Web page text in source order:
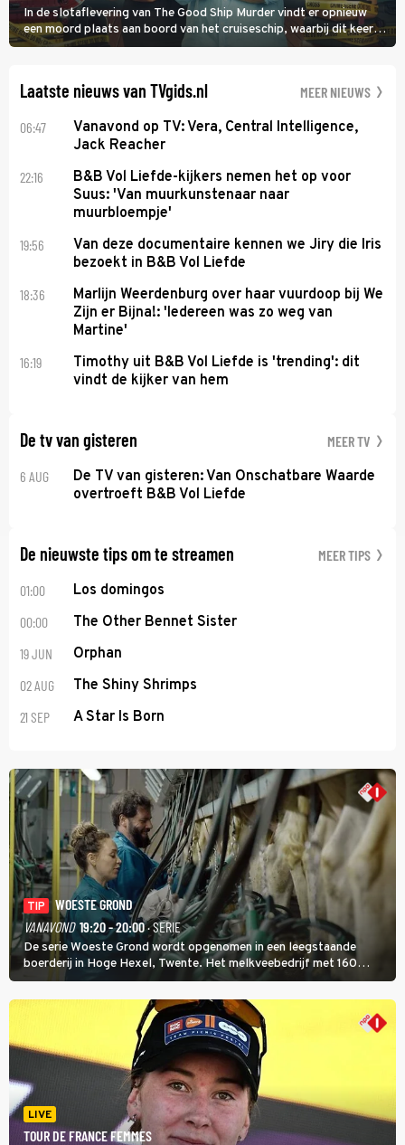
In de slotaflevering van The Good Ship Murder vindt er opnieuw
een moord plaats aan boord van het cruiseschip, waarbij dit keer
een bemanningslid het slachtoffer is en kapitein Marlowe de dader
Laatste nieuws van TVgids.nl MEER NIEUWS
06:47
Vanavond op TV: Vera, Central Intelligence,
Jack Reacher
22:16
B&B Vol Liefde-kijkers nemen het op voor
Suus: 'Van muurkunstenaar naar
muurbloempje'
19:56
Van deze documentaire kennen we Jiry die Iris
bezoekt in B&B Vol Liefde
18:36
Marlijn Weerdenburg over haar vuurdoop bij We
Zijn er Bijna!: 'Iedereen was zo weg van
Martine'
16:19
Timothy uit B&B Vol Liefde is 'trending': dit
vindt de kijker van hem
De tv van gisteren MEER TV
6 AUG
De TV van gisteren: Van Onschatbare Waarde
overtroeft B&B Vol Liefde
De nieuwste tips om te streamen MEER TIPS
01:00 Los domingos
00:00 The Other Bennet Sister
19 JUN Orphan
02 AUG The Shiny Shrimps
21 SEP A Star Is Born
TIP
WOESTE GROND
VANAVOND 19:20 - 20:00· SERIE
De serie Woeste Grond wordt opgenomen in een leegstaande
boerderij in Hoge Hexel, Twente. Het melkveebedrijf met 160
koeien moest sluiten, omdat het dicht bij een Natura 2000-gebied
ligt. In de serie heerst er een gevaarlijke veeziekte.
LIVE
TOUR DE FRANCE FEMMES